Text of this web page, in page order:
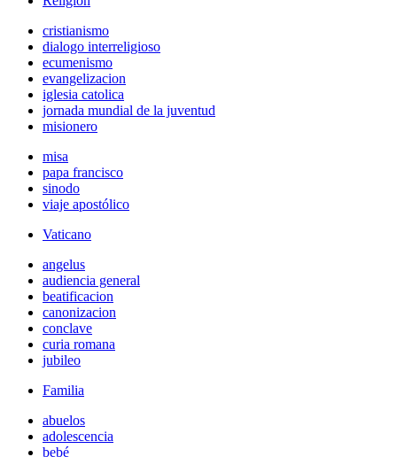
cristianismo
dialogo interreligioso
ecumenismo
evangelizacion
iglesia catolica
jornada mundial de la juventud
misionero
misa
papa francisco
sinodo
viaje apostólico
Vaticano
angelus
audiencia general
beatificacion
canonizacion
conclave
curia romana
jubileo
Familia
abuelos
adolescencia
bebé